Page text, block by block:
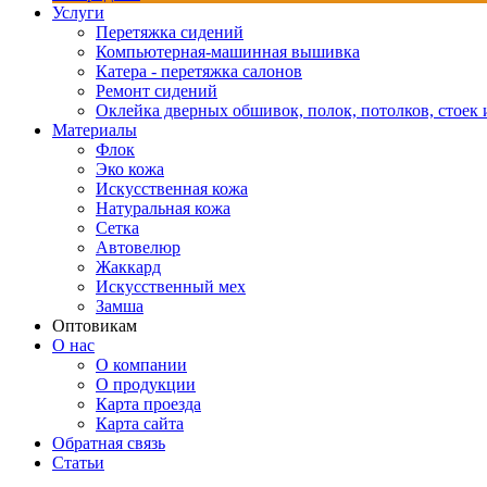
Услуги
Перетяжка сидений
Компьютерная-машинная вышивка
Катера - перетяжка салонов
Ремонт сидений
Оклейка дверных обшивок, полок, потолков, стоек
Материалы
Флок
Эко кожа
Искусственная кожа
Натуральная кожа
Сетка
Автовелюр
Жаккард
Искусственный мех
Замша
Оптовикам
О нас
О компании
О продукции
Карта проезда
Карта сайта
Обратная связь
Статьи